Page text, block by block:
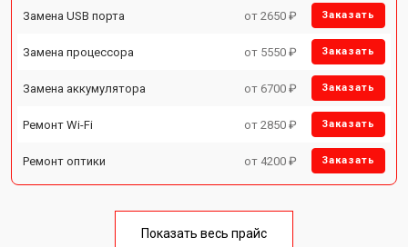
Замена USB порта от 2650 ₽ Заказать
Замена процессора от 5550 ₽ Заказать
Замена аккумулятора от 6700 ₽ Заказать
Ремонт Wi-Fi от 2850 ₽ Заказать
Ремонт оптики от 4200 ₽ Заказать
Показать весь прайс